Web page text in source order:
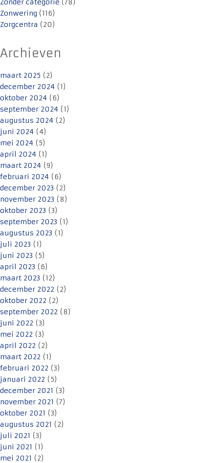
Zonder categorie (78)
Zonwering (116)
Zorgcentra (20)
Archieven
maart 2025 (2)
december 2024 (1)
oktober 2024 (6)
september 2024 (1)
augustus 2024 (2)
juni 2024 (4)
mei 2024 (5)
april 2024 (1)
maart 2024 (9)
februari 2024 (6)
december 2023 (2)
november 2023 (8)
oktober 2023 (3)
september 2023 (1)
augustus 2023 (1)
juli 2023 (1)
juni 2023 (5)
april 2023 (6)
maart 2023 (12)
december 2022 (2)
oktober 2022 (2)
september 2022 (8)
juni 2022 (3)
mei 2022 (3)
april 2022 (2)
maart 2022 (1)
februari 2022 (3)
januari 2022 (5)
december 2021 (3)
november 2021 (7)
oktober 2021 (3)
augustus 2021 (2)
juli 2021 (3)
juni 2021 (1)
mei 2021 (2)